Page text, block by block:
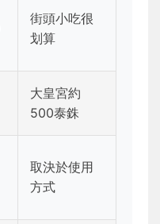
街頭小吃很
划算
大皇宮約
500泰銖
取決於使用
方式